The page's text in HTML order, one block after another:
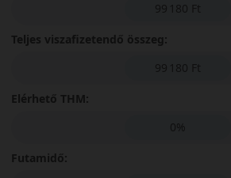
99 180 Ft
Teljes viszafizetendő összeg:
99 180 Ft
Elérhető THM:
0%
Futamidő: